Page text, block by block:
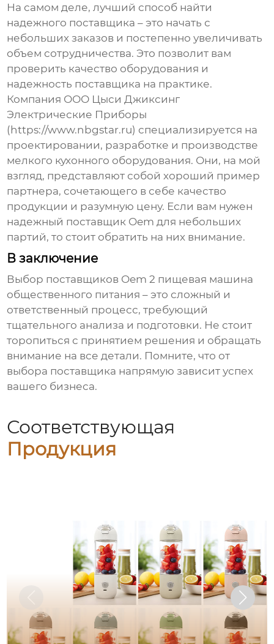
На самом деле, лучший способ найти
надежного поставщика – это начать с
небольших заказов и постепенно увеличивать
объем сотрудничества. Это позволит вам
проверить качество оборудования и
надежность поставщика на практике.
Компания ООО Цыси Джиксинг
Электрические Приборы
(https://www.nbgstar.ru) специализируется на
проектировании, разработке и производстве
мелкого кухонного оборудования. Они, на мой
взгляд, представляют собой хороший пример
партнера, сочетающего в себе качество
продукции и разумную цену. Если вам нужен
надежный поставщик Oem для небольших
партий, то стоит обратить на них внимание.
В заключение
Выбор поставщиков Oem 2 пищевая машина
общественного питания – это сложный и
ответственный процесс, требующий
тщательного анализа и подготовки. Не стоит
торопиться с принятием решения и обращать
внимание на все детали. Помните, что от
выбора поставщика напрямую зависит успех
вашего бизнеса.
Соответствующая
Продукция